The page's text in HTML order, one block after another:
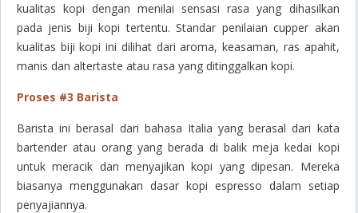
kualitas kopi dengan menilai sensasi rasa yang dihasilkan
pada jenis biji kopi tertentu. Standar penilaian cupper akan
kualitas biji kopi ini dilihat dari aroma, keasaman, ras apahit,
manis dan altertaste atau rasa yang ditinggalkan kopi.
Proses #3 Barista
Barista ini berasal dari bahasa Italia yang berasal dari kata
bartender atau orang yang berada di balik meja kedai kopi
untuk meracik dan menyajikan kopi yang dipesan. Mereka
biasanya menggunakan dasar kopi espresso dalam setiap
penyajiannya.